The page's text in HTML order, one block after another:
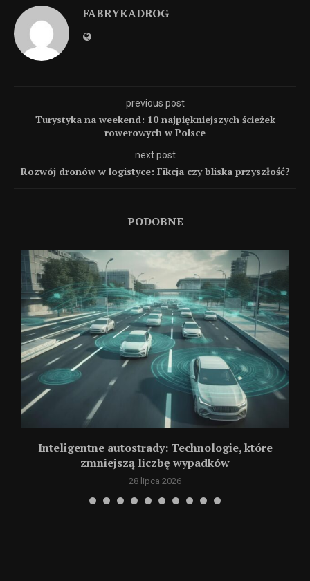
FABRYKADROG
previous post
Turystyka na weekend: 10 najpiękniejszych ścieżek
rowerowych w Polsce
next post
Rozwój dronów w logistyce: Fikcja czy bliska przyszłość?
PODOBNE
Inteligentne autostrady: Technologie, które
zmniejszą liczbę wypadków
28 lipca 2026